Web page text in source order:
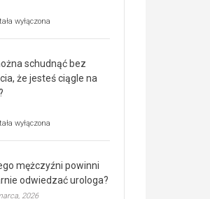
wyłączona
schudnąć bez
że jesteś ciągle na
wyłączona
mężczyźni powinni
odwiedzać urologa?
2026